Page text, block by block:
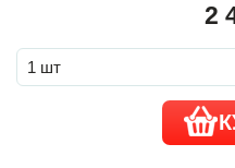
2